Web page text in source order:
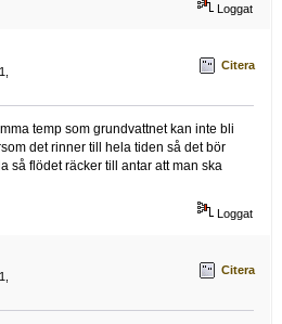
Loggat
Citera
temp som grundvattnet kan inte bli
det rinner till hela tiden så det bör
så flödet räcker till antar att man ska
Loggat
Citera